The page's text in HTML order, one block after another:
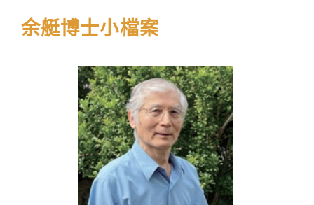
余艇博士小檔案